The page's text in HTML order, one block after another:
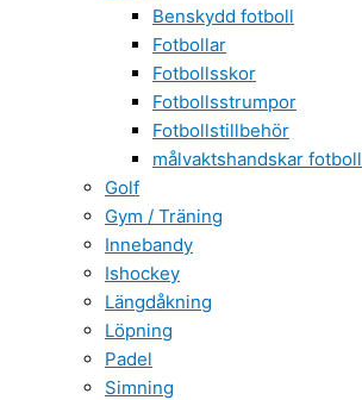
Benskydd fotboll
Fotbollar
Fotbollsskor
Fotbollsstrumpor
Fotbollstillbehör
målvaktshandskar fotboll
Golf
Gym / Träning
Innebandy
Ishockey
Längdåkning
Löpning
Padel
Simning